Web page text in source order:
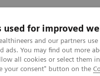
used for improved
and our partners
ads. You may find out more
all cookies or select them
your consent" button on the
Healthcare
Portfolio